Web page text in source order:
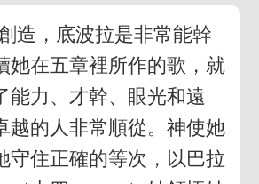
造，底波拉是非常能幹
她在五章裡所作的歌，就
能力、才幹、眼光和遠
越的人非常順從。神使她
守住正確的等次，以巴拉